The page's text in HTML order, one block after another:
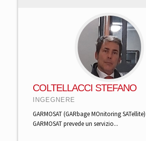
COLTELLACCI STEFANO
INGEGNERE
GARMOSAT (GARbage MOnitoring
GARMOSAT prevede un servizio...